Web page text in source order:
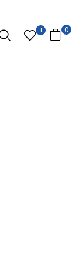
1 0